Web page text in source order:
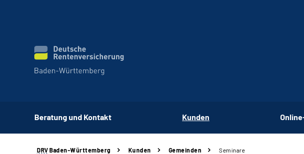
Beratung und Kontakt Kunden
DRV Baden-Württemberg Kunden Gemeinden Seminare